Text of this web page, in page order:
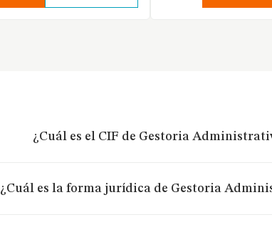
¿Cuál es el CIF de Gestoria
¿Cuál es la forma jurídica de Gestoria